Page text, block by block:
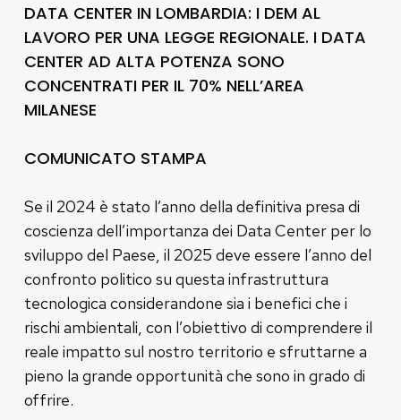
DATA CENTER IN LOMBARDIA: I DEM AL
LAVORO PER UNA LEGGE REGIONALE. I DATA
CENTER AD ALTA POTENZA SONO
CONCENTRATI PER IL 70% NELL’AREA
MILANESE
COMUNICATO STAMPA
Se il 2024 è stato l’anno della definitiva presa di
coscienza dell’importanza dei Data Center per lo
sviluppo del Paese, il 2025 deve essere l’anno del
confronto politico su questa infrastruttura
tecnologica considerandone sia i benefici che i
rischi ambientali, con l’obiettivo di comprendere il
reale impatto sul nostro territorio e sfruttarne a
pieno la grande opportunità che sono in grado di
offrire.